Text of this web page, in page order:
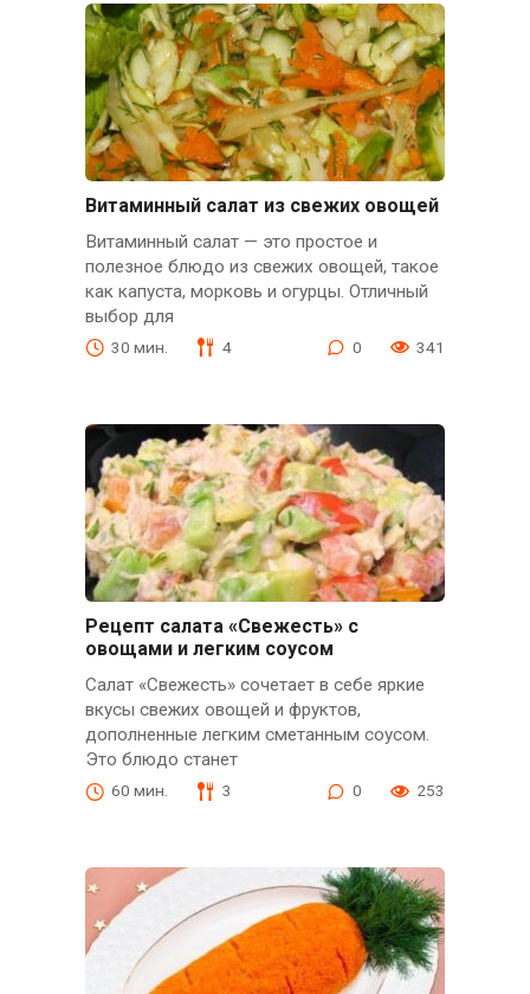
Витаминный салат из свежих овощей
Витаминный салат — это простое и
полезное блюдо из свежих овощей, такое
как капуста, морковь и огурцы. Отличный
выбор для
30 мин. 4 0 341
Рецепт салата «Свежесть» с
овощами и легким соусом
Салат «Свежесть» сочетает в себе яркие
вкусы свежих овощей и фруктов,
дополненные легким сметанным соусом.
Это блюдо станет
60 мин. 3 0 253